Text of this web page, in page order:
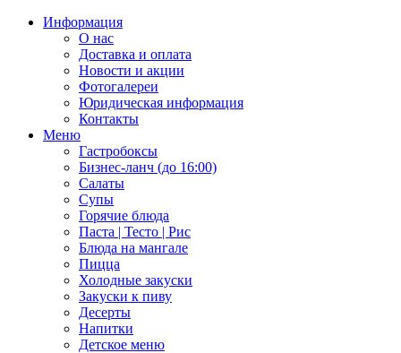
Информация
О нас
Доставка и оплата
Новости и акции
Фотогалереи
Юридическая информация
Контакты
Меню
Гастробоксы
Бизнес-ланч (до 16:00)
Салаты
Супы
Горячие блюда
Паста | Тесто | Рис
Блюда на мангале
Пицца
Холодные закуски
Закуски к пиву
Десерты
Напитки
Детское меню